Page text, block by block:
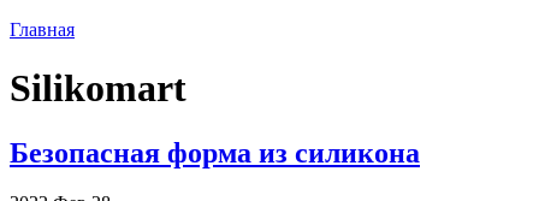
Главная
Silikomart
Безопасная форма из силикона